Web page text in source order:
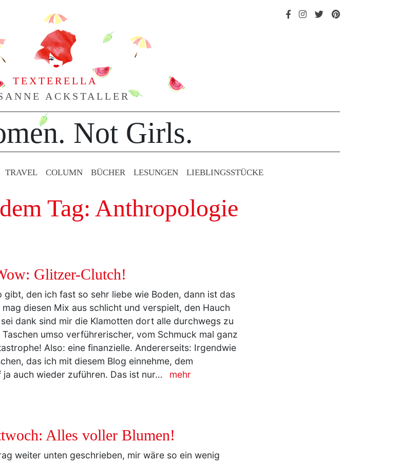
TEXTERELLA
ACKSTALLER
Not Girls.
TRAVEL COLUMN BÜCHER LESUNGEN LIEBLINGS­STÜCKE
Tag: Anthropologie
Glitzer-Clutch!
gibt, den ich fast so sehr liebe wie Boden, dann ist das
mag diesen Mix aus schlicht und verspielt, den Hauch
sei dank sind mir die Klamotten dort alle durchwegs zu
umso verführerischer, vom Schmuck mal ganz
Also: eine finanzielle. Andererseits: Irgendwie
das ich mit diesem Blog einnehme, dem
ja auch wieder zuführen. Das ist nur…
mehr
Alles voller Blumen!
weiter unten geschrieben, mir wäre so ein wenig